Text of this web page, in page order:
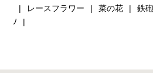
レースフラワー
菜の花 鉄
ﾉ